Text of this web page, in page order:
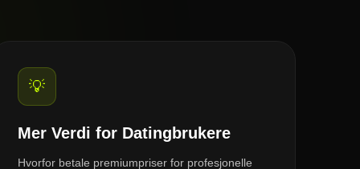
💡
Mer Verdi for Datingbrukere
Hvorfor betale premiumpriser for profesjonelle